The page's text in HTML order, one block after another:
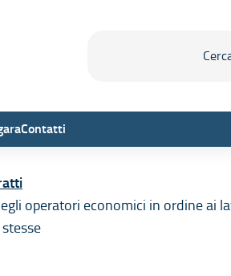
Contatti
operatori economici in ordine ai